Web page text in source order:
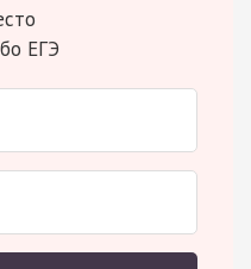
ЕГЭ